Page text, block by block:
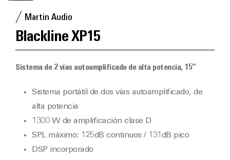
Martin Audio
Blackline XP15
Sistema de 2 vías autoamplificado de alta potencia, 15″
Sistema portátil de dos vías autoamplificado, de
alta potencia
1300 W de amplificación clase D
SPL máximo: 125dB continuos / 131dB pico
DSP incorporado